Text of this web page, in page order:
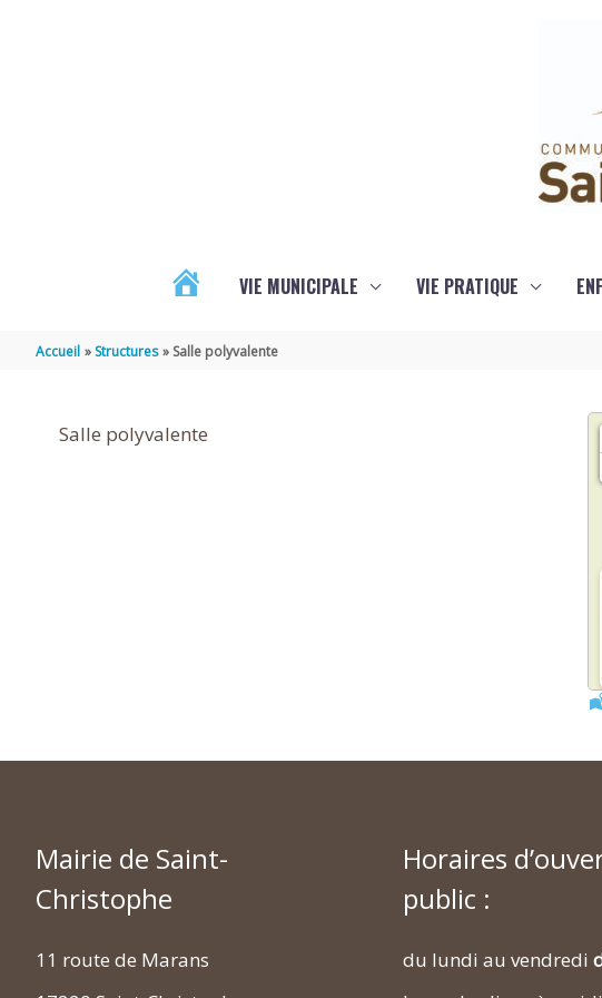
VIE MUNICIPALE VIE PRATIQUE
Accueil Structures Salle polyvalente
Salle polyvalente
Mairie de Saint-
Christophe
11 route de Marans
Horaires
public :
du lundi au vendredi